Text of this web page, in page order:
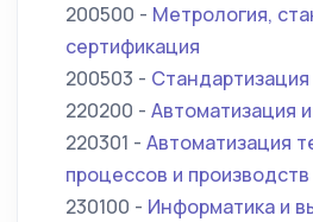
200500 - Метрология,
сертификация
200503 -
220200 - Автоматизация
220301 - Автоматизация
процессов и
230100 - Информатика и